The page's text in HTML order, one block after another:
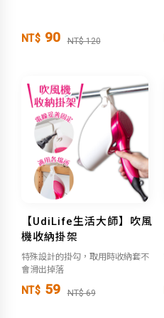
NT$ 90 NT$ 120
【UdiLife生活大師】吹風
機收納掛架
特殊設計的掛勾，取用時收納套不
會滑出掉落
NT$ 59 NT$ 69